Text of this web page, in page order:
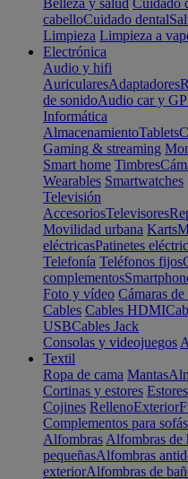
Belleza y salud Cuidado
cabelloCuidado dental
Limpieza Limpieza a
Electrónica
Audio y hifi
AuricularesAdaptadores
de sonidoAudio car y
Informática
AlmacenamientoTablets
Gaming & streaming
Smart home Timbres
Wearables Smartwatches
Televisión
AccesoriosTelevisores
Movilidad urbana Karts
eléctricasPatinetes
Telefonía Teléfonos fijos
complementos
Foto y vídeo Cámaras
Cables Cables HDMI
USBCables Jack
Consolas y videojuegos
Textil
Ropa de cama Mantas
Cortinas y estores Estores
Cojines RellenoExterior
Complementos para sofás
Alfombras Alfombras de
pequeñasAlfombras
exteriorAlfombras de